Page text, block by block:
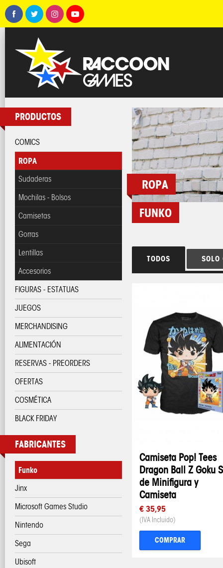
PRODUCTOS
COMICS
ROPA
Sudaderas
Mochilas - Bolsos
Camisetas
Gorras
Lentillas
Accesorios
FIGURAS - ESTATUAS
JUEGOS
MERCHANDISING
ALIMENTACIÓN
RESERVAS - PREORDERS
OFERTAS
COSMÉTICA
BLACK FRIDAY
FABRICANTES
Funko
Jinx
Microsoft Games Studio
Nintendo
Sega
Ubisoft
ROPA
FUNKO
TODOS SOLO
Camiseta Pop! Tees
Dragon Ball Z Goku
de Minifigura y
Camiseta
€ 35,95
(IVA Incluido)
COMPRAR